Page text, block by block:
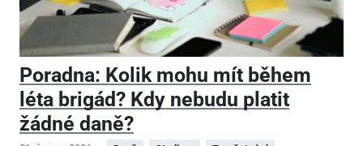
Poradna: Kolik mohu mít během
léta brigád? Kdy nebudu platit
žádné daně?